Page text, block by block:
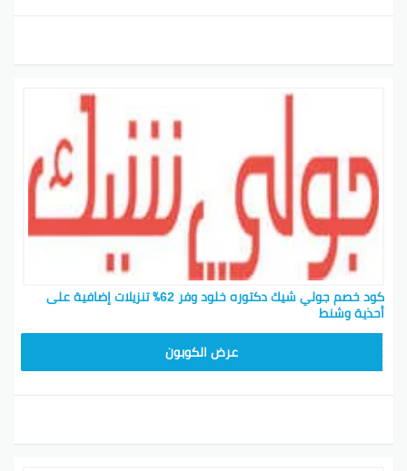
كود خصم جولي شيك دكتوره خلود وفر 62٪ تنزيلات إضافية على
أحذية وشنط
عرض الكوبون